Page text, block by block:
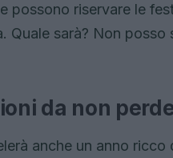
possono riservare le
Quale sarà? Non
da non
anche un anno